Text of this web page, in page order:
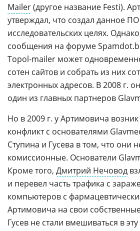
Mailer(другое название Festi).
утверждал, что создал данное
исследовательских целях.
сообщения на форуме
Topol-mailer может
сотен сайтов и собрать из них
электронных адресов. В 2008 г.
один из главных партнеров
Но в 2009 г. у Артимовича
конфликт с основателями
Ступина и Гусева в том, что они
комиссионные. Основатели
Кроме того, Дмитрий Нечовод
и перевел часть трафика с
компьютеров с
Артимовича на свои
Гусев не стали вмешиваться в